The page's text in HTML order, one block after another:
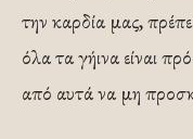
την καρδία μας,
όλα τα γήινα είναι
από αυτά να μη